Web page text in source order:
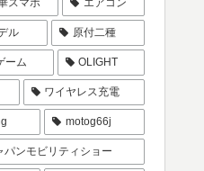
ル 原付二種
ーム OLIGHT
ワイヤレス充電
motog66j
パンモビリティショー